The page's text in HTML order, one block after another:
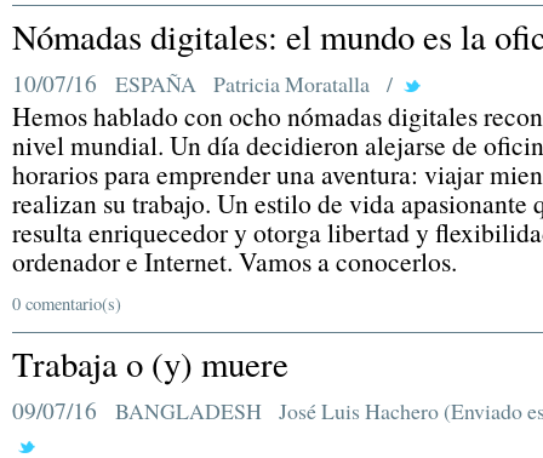
Nómadas digitales: el mundo es la
10/07/16 ESPAÑA Patricia Moratalla /
Hemos hablado con ocho nómadas digitales
nivel mundial. Un día decidieron alejarse de
horarios para emprender una aventura: viajar
realizan su trabajo. Un estilo de vida apasionante
resulta enriquecedor y otorga libertad y
ordenador e Internet. Vamos a conocerlos.
0 comentario(s)
Trabaja o (y) muere
09/07/16 BANGLADESH José Luis Hachero (Enviado